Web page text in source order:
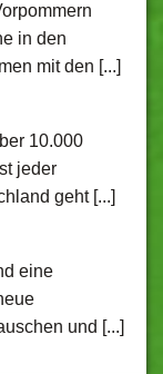
in den
mit den [...]
10.000
jeder
geht [...]
eine
und [...]